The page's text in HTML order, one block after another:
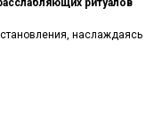
ритуалов
наслаждаясь